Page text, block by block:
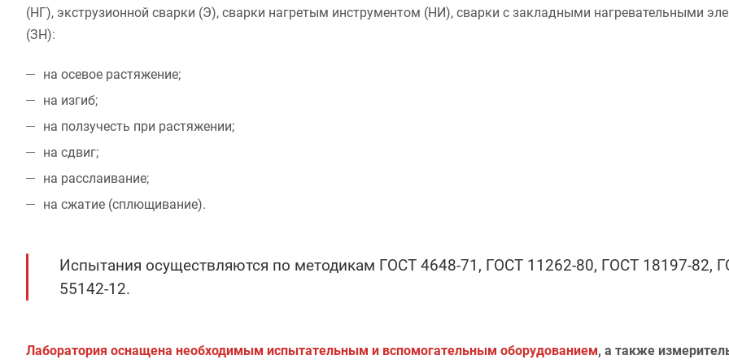
(НГ), экструзионной сварки (Э), сварки нагретым инструментом (НИ), сварки с закладными нагревательными
(ЗН):
на осевое растяжение;
на изгиб;
на ползучесть при растяжении;
на сдвиг;
на расслаивание;
на сжатие (сплющивание).
Испытания осуществляются по методикам ГОСТ 4648-71, ГОСТ 11262-80, ГОСТ 18197-82,
55142-12.
Лаборатория оснащена необходимым испытательным и вспомогательным оборудованием, а также